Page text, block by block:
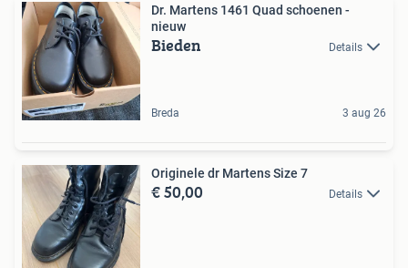
Dr. Martens 1461 Quad schoenen -
nieuw
Bieden Details
Breda 3 aug 26
Originele dr Martens Size 7
€ 50,00 Details